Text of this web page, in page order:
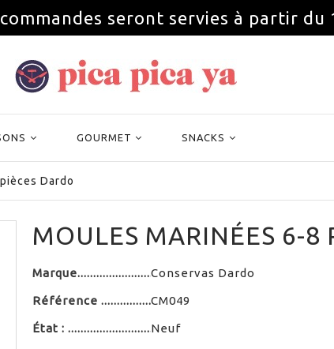
seront servies à partir du
GOURMET SNACKS
Dardo
MOULES MARINÉES 6-8
Marque Conservas Dardo
Référence CM049
État : Neuf